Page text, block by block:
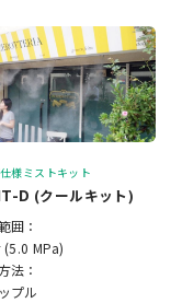
様ミストキット
D (クールキット)
囲：
MPa)
法：
プル